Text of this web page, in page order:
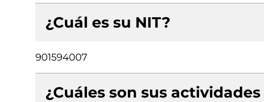
¿Cuál es su NIT?
901594007
¿Cuáles son sus